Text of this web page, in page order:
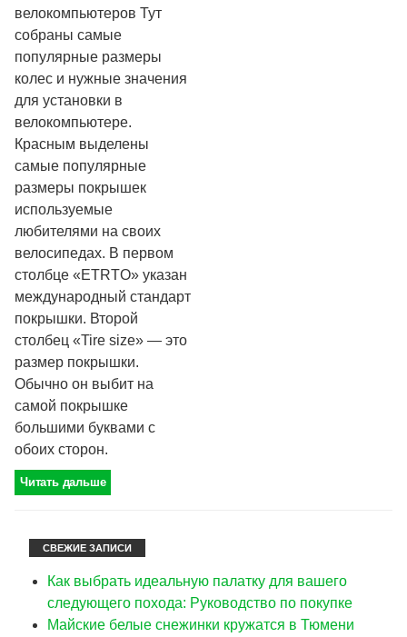
велокомпьютеров Тут
собраны самые
популярные размеры
колес и нужные значения
для установки в
велокомпьютере.
Красным выделены
самые популярные
размеры покрышек
используемые
любителями на своих
велосипедах. В первом
столбце «ETRTO» указан
международный стандарт
покрышки. Второй
столбец «Tire size» — это
размер покрышки.
Обычно он выбит на
самой покрышке
большими буквами с
обоих сторон.
Читать дальше
СВЕЖИЕ ЗАПИСИ
Как выбрать идеальную палатку для вашего
следующего похода: Руководство по покупке
Майские белые снежинки кружатся в Тюмени